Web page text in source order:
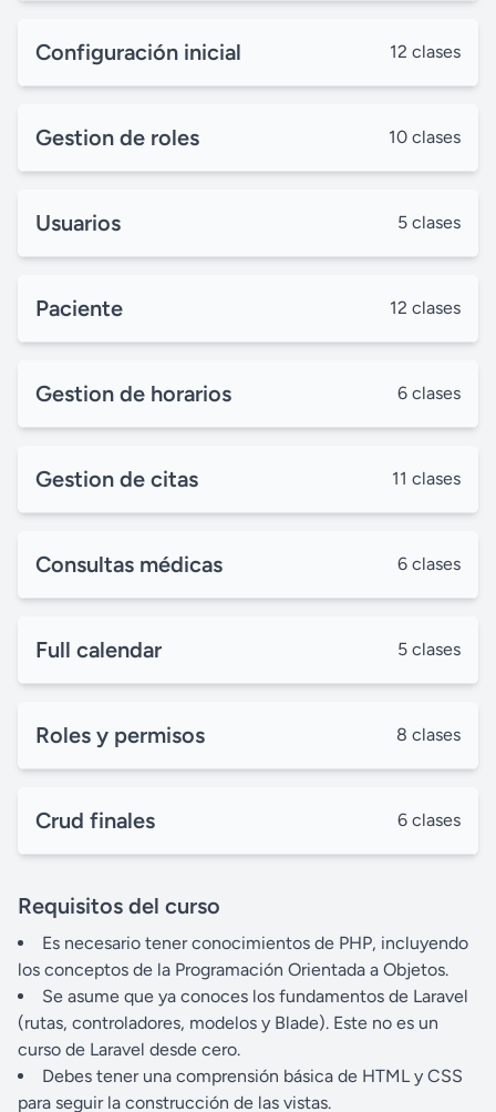
Configuración inicial 12 clases
Gestion de roles 10 clases
Usuarios 5 clases
Paciente 12 clases
Gestion de horarios 6 clases
Gestion de citas 11 clases
Consultas médicas 6 clases
Full calendar 5 clases
Roles y permisos 8 clases
Crud finales 6 clases
Requisitos del curso
Es necesario tener conocimientos de PHP, incluyendo
los conceptos de la Programación Orientada a Objetos.
Se asume que ya conoces los fundamentos de Laravel
(rutas, controladores, modelos y Blade). Este no es un
curso de Laravel desde cero.
Debes tener una comprensión básica de HTML y CSS
para seguir la construcción de las vistas.